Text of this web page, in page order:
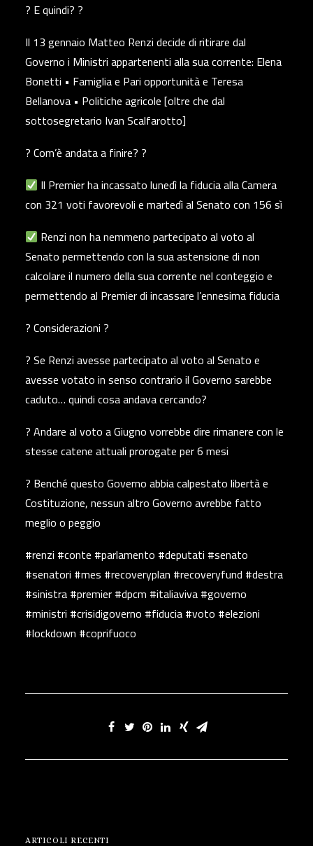
? E quindi? ?
Il 13 gennaio Matteo Renzi decide di ritirare dal
Governo i Ministri appartenenti alla sua corrente: Elena
Bonetti • Famiglia e Pari opportunità e Teresa
Bellanova • Politiche agricole [oltre che dal
sottosegretario Ivan Scalfarotto]
? Com’è andata a finire? ?
Il Premier ha incassato lunedì la fiducia alla Camera
con 321 voti favorevoli e martedì al Senato con 156 sì
Renzi non ha nemmeno partecipato al voto al
Senato permettendo con la sua astensione di non
calcolare il numero della sua corrente nel conteggio e
permettendo al Premier di incassare l’ennesima fiducia
? Considerazioni ?
? Se Renzi avesse partecipato al voto al Senato e
avesse votato in senso contrario il Governo sarebbe
caduto… quindi cosa andava cercando?
? Andare al voto a Giugno vorrebbe dire rimanere con le
stesse catene attuali prorogate per 6 mesi
? Benché questo Governo abbia calpestato libertà e
Costituzione, nessun altro Governo avrebbe fatto
meglio o peggio
#renzi #conte #parlamento #deputati #senato
#senatori #mes #recoveryplan #recoveryfund #destra
#sinistra #premier #dpcm #italiaviva #governo
#ministri #crisidigoverno #fiducia #voto #elezioni
#lockdown #coprifuoco
ARTICOLI RECENTI